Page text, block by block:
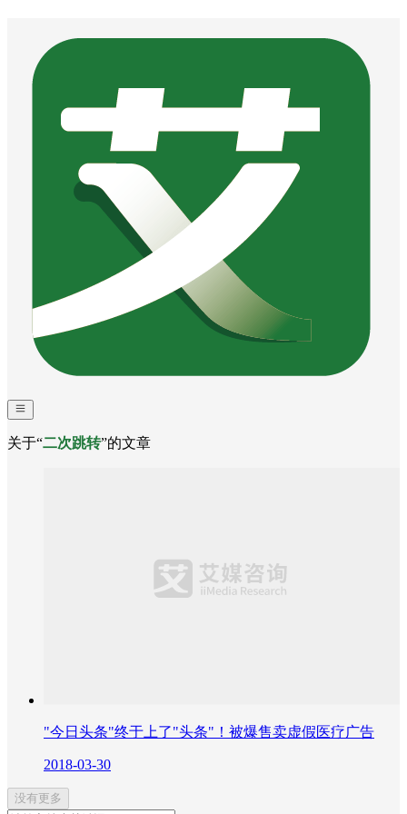
关于“二次跳转”的文章
"今日头条"终于上了"头条"！被爆售卖虚假医疗广告
2018-03-30
没有更多